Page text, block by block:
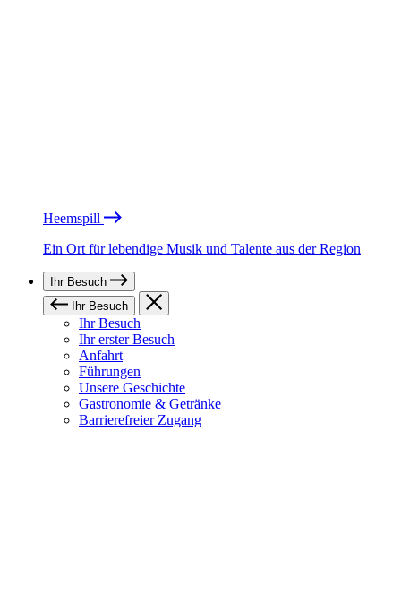
Heemspill
Ein Ort für lebendige Musik und Talente aus der Region
Ihr Besuch
Ihr Besuch
Ihr Besuch
Ihr erster Besuch
Anfahrt
Führungen
Unsere Geschichte
Gastronomie & Getränke
Barrierefreier Zugang